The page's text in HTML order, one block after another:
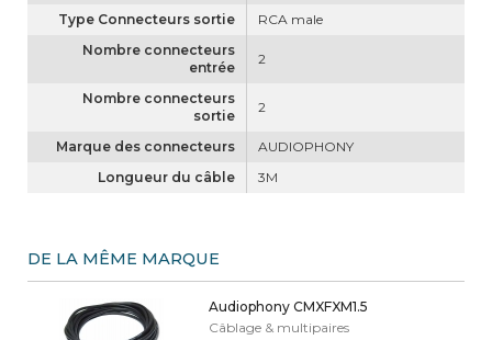
Type Connecteurs sortie
RCA male
Nombre connecteurs
entrée
2
Nombre connecteurs
sortie
2
Marque des connecteurs
AUDIOPHONY
Longueur du câble
3M
DE LA MÊME MARQUE
Audiophony CMXFXM1.5
Câblage & multipaires